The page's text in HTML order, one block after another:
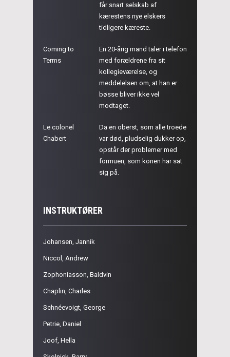
får snart selskab af
kærestens nye elskers
tidligere kæreste.
Coming to
Terms
En 20-årig mand taler i telefon
med forældrene fra sit
kollegieværelse, og
meddelelsen om, at han er
bøsse bliver ikke vel
modtaget.
Le colonel
Chabert
Da en oberst, som alle troede
var død, pludselig dukker op,
opstår der problemer med
formuen, som konen har sat
sig på.
INSTRUKTØRER
Johansen, Jannik
Niccol, Andrew
Zophoníasson, Baldvin
Chaplin, Charles
Schnéevoigt, George
Petrie, Daniel
Joof, Hella